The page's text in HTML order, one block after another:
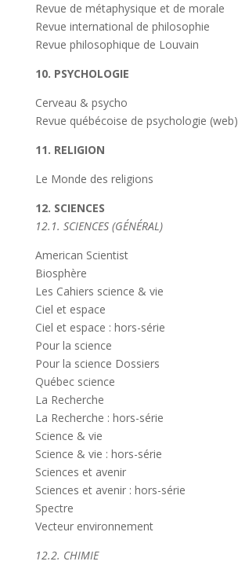
Revue de métaphysique et de morale
Revue international de philosophie
Revue philosophique de Louvain
10. PSYCHOLOGIE
Cerveau & psycho
Revue québécoise de psychologie (web)
11. RELIGION
Le Monde des religions
12. SCIENCES
12.1. SCIENCES (GÉNÉRAL)
American Scientist
Biosphère
Les Cahiers science & vie
Ciel et espace
Ciel et espace : hors-série
Pour la science
Pour la science Dossiers
Québec science
La Recherche
La Recherche : hors-série
Science & vie
Science & vie : hors-série
Sciences et avenir
Sciences et avenir : hors-série
Spectre
Vecteur environnement
12.2. CHIMIE